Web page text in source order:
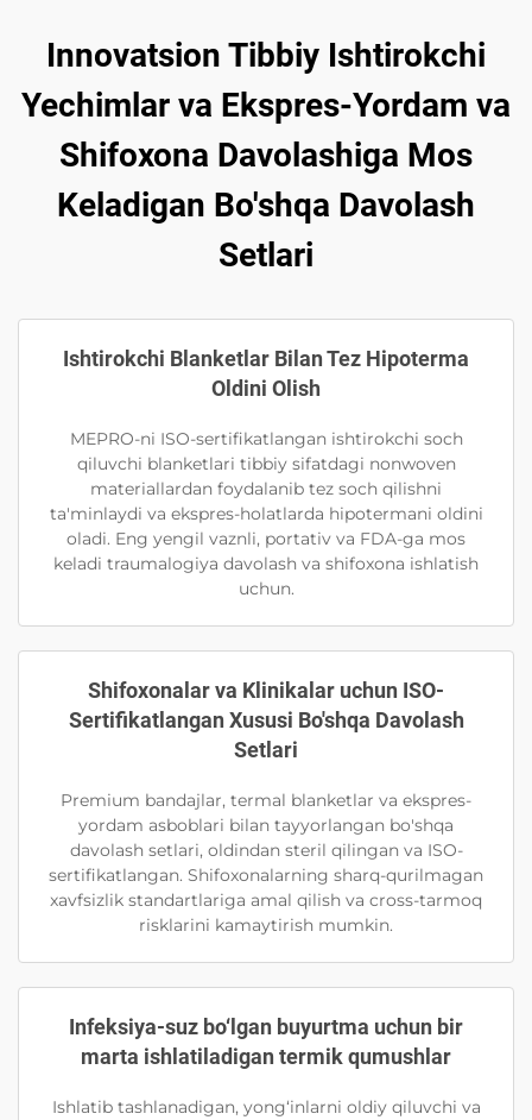
Innovatsion Tibbiy Ishtirokchi
Yechimlar va Ekspres-Yordam va
Shifoxona Davolashiga Mos
Keladigan Bo'shqa Davolash
Setlari
Ishtirokchi Blanketlar Bilan Tez Hipoterma
Oldini Olish
MEPRO-ni ISO-sertifikatlangan ishtirokchi soch
qiluvchi blanketlari tibbiy sifatdagi nonwoven
materiallardan foydalanib tez soch qilishni
ta'minlaydi va ekspres-holatlarda hipotermani oldini
oladi. Eng yengil vaznli, portativ va FDA-ga mos
keladi traumalogiya davolash va shifoxona ishlatish
uchun.
Shifoxonalar va Klinikalar uchun ISO-
Sertifikatlangan Xususi Bo'shqa Davolash
Setlari
Premium bandajlar, termal blanketlar va ekspres-
yordam asboblari bilan tayyorlangan bo'shqa
davolash setlari, oldindan steril qilingan va ISO-
sertifikatlangan. Shifoxonalarning sharq-qurilmagan
xavfsizlik standartlariga amal qilish va cross-tarmoq
risklarini kamaytirish mumkin.
Infeksiya-suz bo‘lgan buyurtma uchun bir
marta ishlatiladigan termik qumushlar
Ishlatib tashlanadigan, yong‘inlarni oldiy qiluvchi va